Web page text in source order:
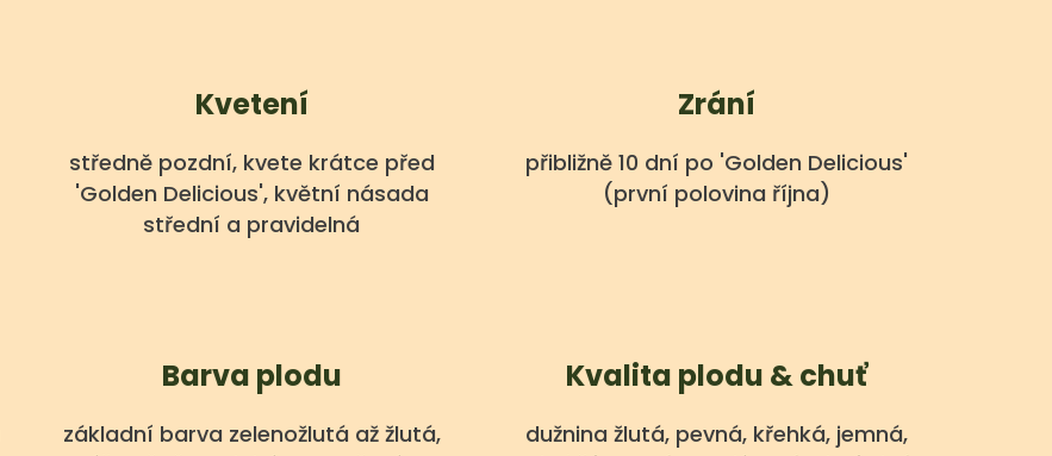
Kvetení
středně pozdní, kvete krátce před
'Golden Delicious', květní násada
střední a pravidelná
Zrání
přibližně 10 dní po 'Golden Delicious'
(první polovina října)
Barva plodu
základní barva zelenožlutá až žlutá,
Kvalita plodu & chuť
dužnina žlutá, pevná, křehká, jemná,